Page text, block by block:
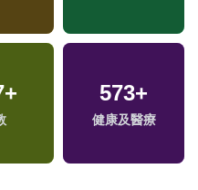
+ 573+
健康及醫療